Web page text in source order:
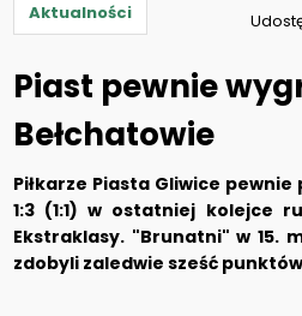
Aktualności
Piast pewnie
Bełchatowie
Piłkarze Piasta Gliwice pewnie
1:3 (1:1) w ostatniej kolejce
Ekstraklasy. "Brunatni" w 15.
zdobyli zaledwie sześć punktów